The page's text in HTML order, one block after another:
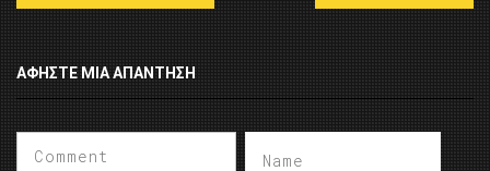
ΑΦΉΣΤΕ ΜΙΑ ΑΠΆΝΤΗΣΗ